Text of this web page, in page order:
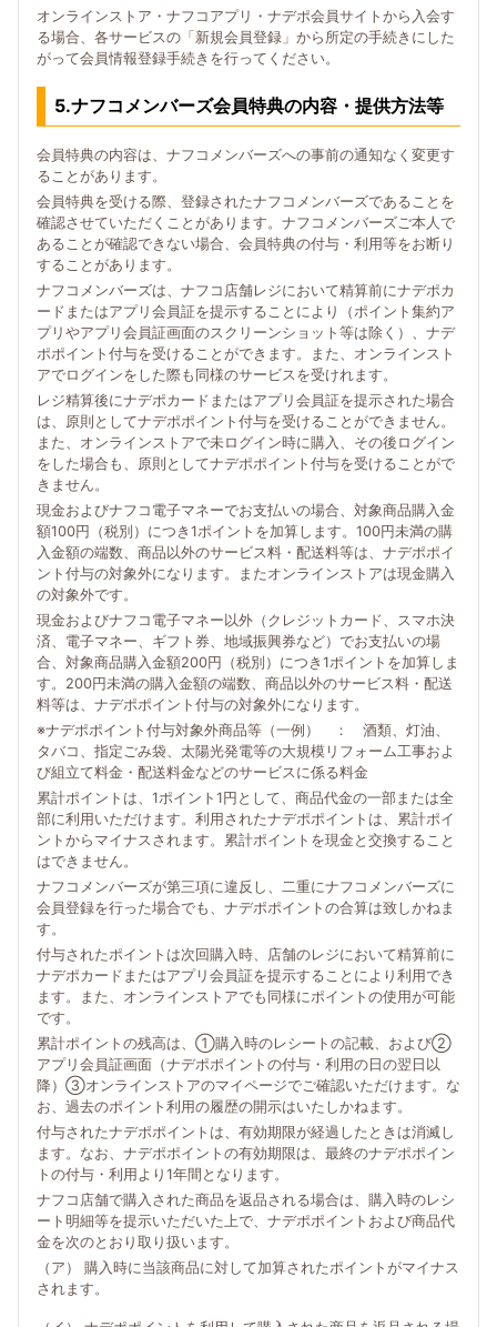
オンラインストア・ナフコアプリ・ナデポ会員サイトから入会す
る場合、各サービスの「新規会員登録」から所定の手続きにした
がって会員情報登録手続きを行ってください。
5.ナフコメンバーズ会員特典の内容・提供方法等
会員特典の内容は、ナフコメンバーズへの事前の通知なく変更す
ることがあります。
会員特典を受ける際、登録されたナフコメンバーズであることを
確認させていただくことがあります。ナフコメンバーズご本人で
あることが確認できない場合、会員特典の付与・利用等をお断り
することがあります。
ナフコメンバーズは、ナフコ店舗レジにおいて精算前にナデポカ
ードまたはアプリ会員証を提示することにより（ポイント集約ア
プリやアプリ会員証画面のスクリーンショット等は除く）、ナデ
ポポイント付与を受けることができます。また、オンラインスト
アでログインをした際も同様のサービスを受けれます。
レジ精算後にナデポカードまたはアプリ会員証を提示された場合
は、原則としてナデポポイント付与を受けることができません。
また、オンラインストアで未ログイン時に購入、その後ログイン
をした場合も、原則としてナデポポイント付与を受けることがで
きません。
現金およびナフコ電子マネーでお支払いの場合、対象商品購入金
額100円（税別）につき1ポイントを加算します。100円未満の購
入金額の端数、商品以外のサービス料・配送料等は、ナデポポイ
ント付与の対象外になります。またオンラインストアは現金購入
の対象外です。
現金およびナフコ電子マネー以外（クレジットカード、スマホ決
済、電子マネー、ギフト券、地域振興券など）でお支払いの場
合、対象商品購入金額200円（税別）につき1ポイントを加算しま
す。200円未満の購入金額の端数、商品以外のサービス料・配送
料等は、ナデポポイント付与の対象外になります。
※ナデポポイント付与対象外商品等（一例） ： 酒類、灯油、
タバコ、指定ごみ袋、太陽光発電等の大規模リフォーム工事およ
び組立て料金・配送料金などのサービスに係る料金
累計ポイントは、1ポイント1円として、商品代金の一部または全
部に利用いただけます。利用されたナデポポイントは、累計ポイ
ントからマイナスされます。累計ポイントを現金と交換すること
はできません。
ナフコメンバーズが第三項に違反し、二重にナフコメンバーズに
会員登録を行った場合でも、ナデポポイントの合算は致しかねま
す。
付与されたポイントは次回購入時、店舗のレジにおいて精算前に
ナデポカードまたはアプリ会員証を提示することにより利用でき
ます。また、オンラインストアでも同様にポイントの使用が可能
です。
累計ポイントの残高は、①購入時のレシートの記載、および②
アプリ会員証画面（ナデポポイントの付与・利用の日の翌日以
降）③オンラインストアのマイページでご確認いただけます。な
お、過去のポイント利用の履歴の開示はいたしかねます。
付与されたナデポポイントは、有効期限が経過したときは消滅し
ます。なお、ナデポポイントの有効期限は、最終のナデポポイン
トの付与・利用より1年間となります。
ナフコ店舗で購入された商品を返品される場合は、購入時のレシ
ート明細等を提示いただいた上で、ナデポポイントおよび商品代
金を次のとおり取り扱います。
（ア） 購入時に当該商品に対して加算されたポイントがマイナス
されます。